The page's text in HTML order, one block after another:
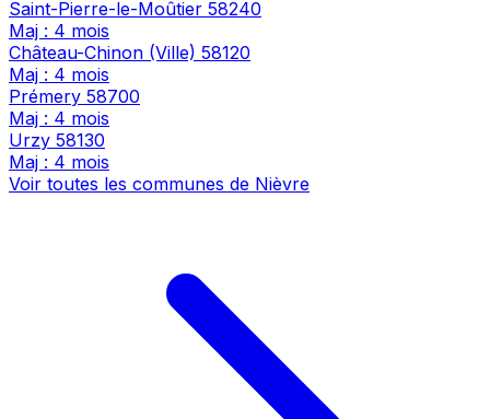
Saint-Pierre-le-Moûtier 58240
Maj : 4 mois
Château-Chinon (Ville) 58120
Maj : 4 mois
Prémery 58700
Maj : 4 mois
Urzy 58130
Maj : 4 mois
Voir toutes les communes de Nièvre